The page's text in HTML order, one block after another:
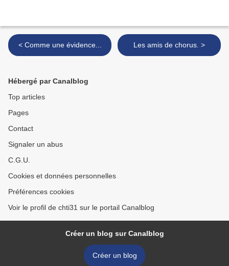
< Comme une évidence... Les amis de chorus. >
Hébergé par Canalblog
Top articles
Pages
Contact
Signaler un abus
C.G.U.
Cookies et données personnelles
Préférences cookies
Voir le profil de chti31 sur le portail Canalblog
Créer un blog sur Canalblog
Créer un blog